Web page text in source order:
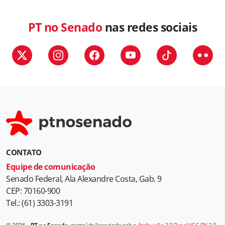
PT no Senadonas redes sociais
CONTATO
Equipe de comunicação
Senado Federal, Ala Alexandre Costa, Gab. 9
CEP: 70160-900
Tel.: (61) 3303-3191